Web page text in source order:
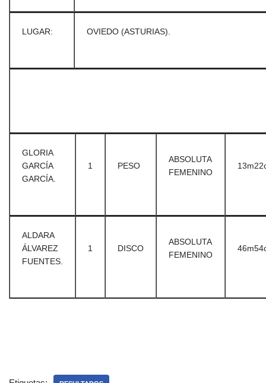
LUGAR: OVIEDO (ASTURIAS).
GLORIA
GARCÍA
GARCÍA.
1 PESO
ABSOLUTA
FEMENINO
ALDARA
ÁLVAREZ
FUENTES.
1 DISCO
ABSOLUTA
FEMENINO